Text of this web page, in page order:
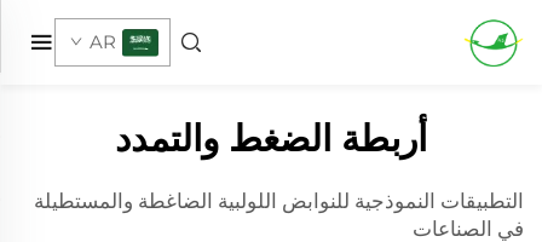
AR
أربطة الضغط والتمدد
التطبيقات النموذجية للنوابض اللولبية الضاغطة والمستطيلة
في الصناعات